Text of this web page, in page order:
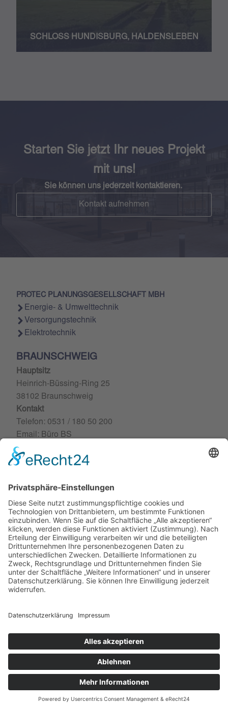
SCHLOSS HUNDISBURG, HALDENSLEBEN
Starten Sie jetzt Ihr neues Projekt
mit uns!
Sie können uns jederzeit kontaktieren.
Kontakt aufnehmen
PROTEC PLANUNGSGESELLSCHAFT MBH
Energie- & Umwelttechnik
Versorgungstechnik
Elektrotechnik
BRAUNSCHWEIG
Hauptsitz
Heinrich-Büssing-Ring 25
38102 Braunschweig
Kontakt
Telefon: 0531 / 180 50 200
Email: Büro BS
MAGDEBURG
Lübecker Strasse 126
39124 Magdeburg
Kontakt
Telefon: 0391 / 538 561 40
Email: Büro MD
WOLFSBURG
Niederlassung
Porschestraße 25
Kontakt
© 2026 PROTEC Planungsgesellschaft mbH
Cookie-Einstellungen
Impressum
Datenschutz